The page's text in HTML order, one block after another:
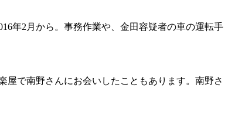
年2月から。事務作業や、金田容疑者の車の運転手
屋で南野さんにお会いしたこともあります。南野さ